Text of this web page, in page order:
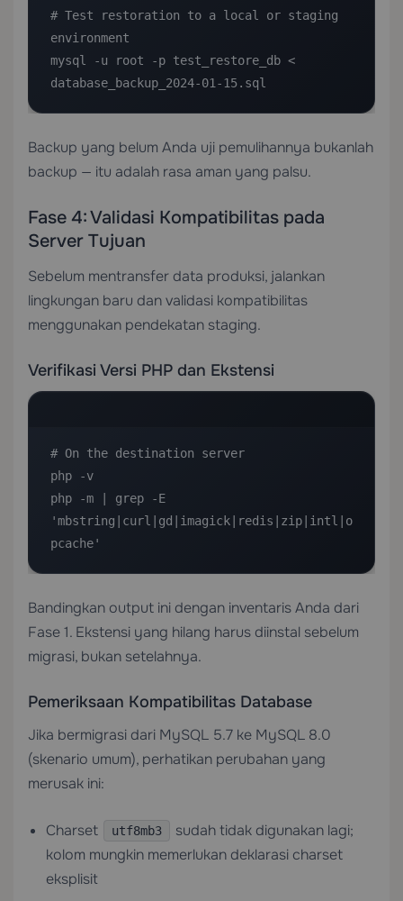
# Test restoration to a local or staging
environment
mysql -u root -p test_restore_db <
database_backup_2024-01-15.sql
Backup yang belum Anda uji pemulihannya bukanlah
backup — itu adalah rasa aman yang palsu.
Fase 4: Validasi Kompatibilitas pada
Server Tujuan
Sebelum mentransfer data produksi, jalankan
lingkungan baru dan validasi kompatibilitas
menggunakan pendekatan staging.
Verifikasi Versi PHP dan Ekstensi
# On the destination server
php -v
php -m | grep -E
'mbstring|curl|gd|imagick|redis|zip|intl|o
pcache'
Bandingkan output ini dengan inventaris Anda dari
Fase 1. Ekstensi yang hilang harus diinstal sebelum
migrasi, bukan setelahnya.
Pemeriksaan Kompatibilitas Database
Jika bermigrasi dari MySQL 5.7 ke MySQL 8.0
(skenario umum), perhatikan perubahan yang
merusak ini:
Charset utf8mb3
sudah tidak digunakan lagi;
kolom mungkin memerlukan deklarasi charset
eksplisit